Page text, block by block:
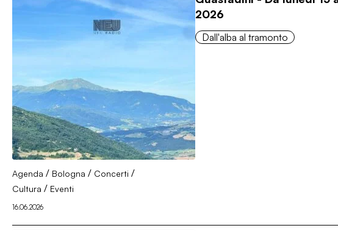
2026
Dall'alba al tramonto
Agenda / Bologna / Concerti /
Cultura / Eventi
16.06.2026